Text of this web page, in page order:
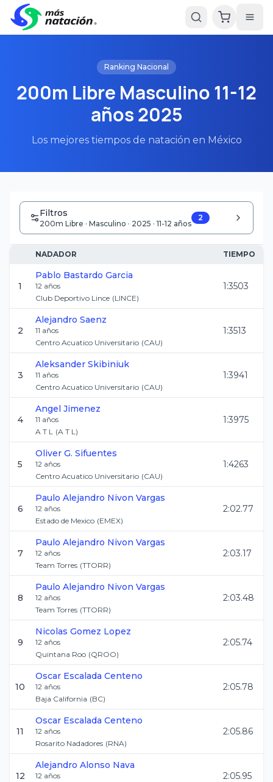
Ranking Nacional
200m Libre Masculino 11-12
años 2025
Los mejores tiempos de natación en México
Filtros
200m Libre · Masculino · 2025 · 11-12 años
2
NADADOR TIEMPO
1
Pablo Bastardo Garcia
12 años
Club Deportivo Lince (LINCE)
1:3503
2
Alejandro Saenz
11 años
Centro Acuatico Universitario (CAU)
1:3513
3
Aleksander Skibiniuk
11 años
Centro Acuatico Universitario (CAU)
1:3941
4
Angel Jimenez
11 años
A T L (A T L)
1:3975
5
Oliver G. Sifuentes
12 años
Centro Acuatico Universitario (CAU)
1:4263
6
Paulo Alejandro Nivon Vargas
12 años
Estado de Mexico (EMEX)
2:02.77
7
Paulo Alejandro Nivon Vargas
12 años
Team Torres (TTORR)
2:03.17
8
Paulo Alejandro Nivon Vargas
12 años
Team Torres (TTORR)
2:03.48
9
Nicolas Gomez Lopez
12 años
Quintana Roo (QROO)
2:05.74
10
Oscar Escalada Centeno
12 años
Baja California (BC)
2:05.78
11
Oscar Escalada Centeno
12 años
Rosarito Nadadores (RNA)
2:05.86
12
Alejandro Alonso Nava
12 años
2:05.95